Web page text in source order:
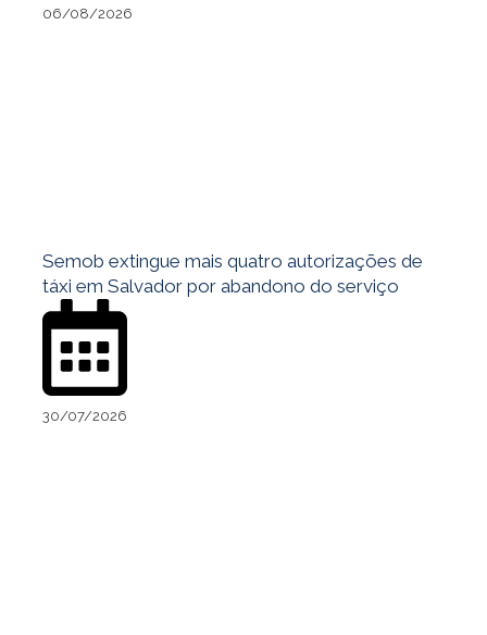
06/08/2026
Semob extingue mais quatro autorizações de
táxi em Salvador por abandono do serviço
30/07/2026